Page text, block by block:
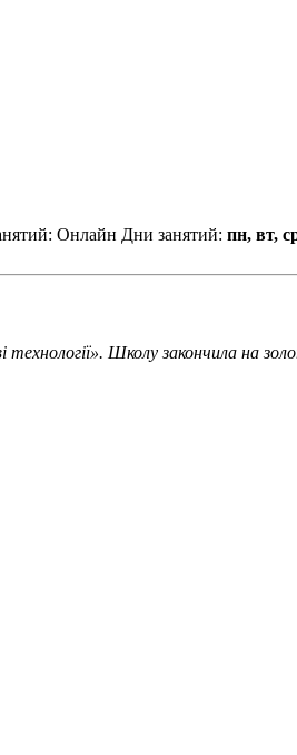
Онлайн Дни занятий: пн, вт,
Школу закончила на